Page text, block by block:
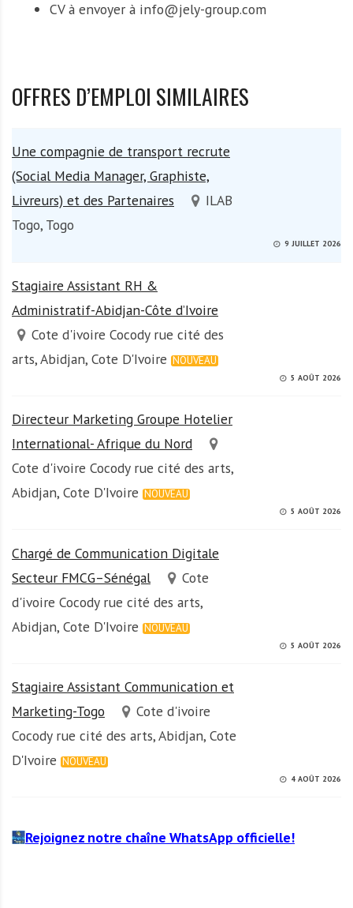
CV à envoyer à info@jely-group.com
OFFRES D’EMPLOI SIMILAIRES
Une compagnie de transport recrute
(Social Media Manager, Graphiste,
Livreurs) et des Partenaires
ILAB
Togo, Togo
9 JUILLET 2026
Stagiaire Assistant RH &
Administratif-Abidjan-Côte d’Ivoire
Cote d'ivoire Cocody rue cité des
arts, Abidjan, Cote D'Ivoire NOUVEAU
5 AOÛT 2026
Directeur Marketing Groupe Hotelier
International- Afrique du Nord
Cote d'ivoire Cocody rue cité des arts,
Abidjan, Cote D'Ivoire NOUVEAU
5 AOÛT 2026
Chargé de Communication Digitale
Secteur FMCG–Sénégal
Cote
d'ivoire Cocody rue cité des arts,
Abidjan, Cote D'Ivoire NOUVEAU
5 AOÛT 2026
Stagiaire Assistant Communication et
Marketing-Togo
Cote d'ivoire
Cocody rue cité des arts, Abidjan, Cote
D'Ivoire NOUVEAU
4 AOÛT 2026
Rejoignez notre chaîne WhatsApp officielle!